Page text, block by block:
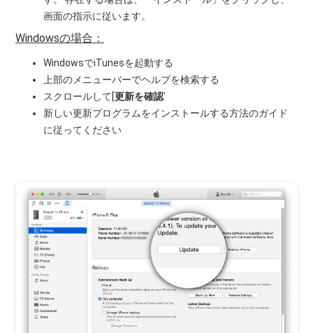
画面の指示に従います。
Windowsの場合：
WindowsでiTunesを起動する
上部のメニューバーでヘルプを検索する
スクロールして[更新を確認'
新しい更新プログラムをインストールする方法のガイド
に従ってください